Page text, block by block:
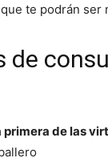
te podrán ser
de
primera de las